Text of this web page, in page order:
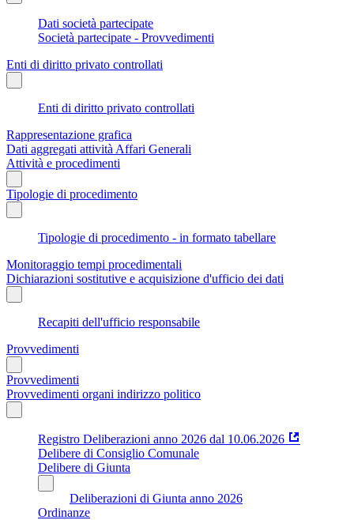
Dati società partecipate
Società partecipate - Provvedimenti
Enti di diritto privato controllati
Enti di diritto privato controllati
Rappresentazione grafica
Dati aggregati attività Affari Generali
Attività e procedimenti
Tipologie di procedimento
Tipologie di procedimento - in formato tabellare
Monitoraggio tempi procedimentali
Dichiarazioni sostitutive e acquisizione d'ufficio dei dati
Recapiti dell'ufficio responsabile
Provvedimenti
Provvedimenti
Provvedimenti organi indirizzo politico
Registro Deliberazioni anno 2026 dal 10.06.2026
Delibere di Consiglio Comunale
Delibere di Giunta
Deliberazioni di Giunta anno 2026
Ordinanze